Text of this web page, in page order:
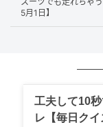
・ドリップコー
・ティラミス
5月1日】
工夫して10
レ【毎日クイ